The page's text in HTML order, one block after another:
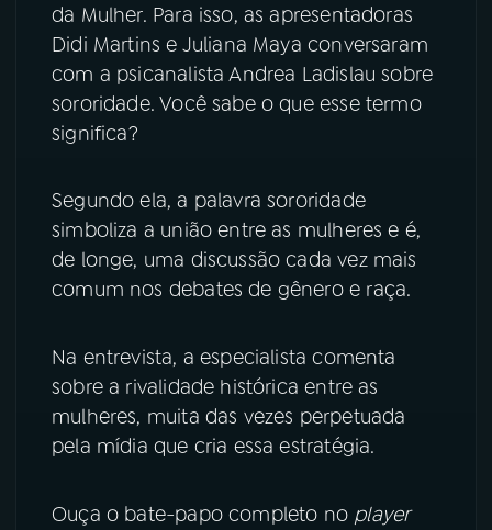
08FESTIVAL DE MÚSICA
ACOMPANHE A RÁDIO NACIONAL
Instagram X
TikTok
da Mulher. Para isso, as apresentadoras
Didi Martins e Juliana Maya conversaram
com a psicanalista Andrea Ladislau sobre
sororidade. Você sabe o que esse termo
significa?
Segundo ela, a palavra sororidade
simboliza a união entre as mulheres e é,
de longe, uma discussão cada vez mais
comum nos debates de gênero e raça.
Na entrevista, a especialista comenta
sobre a rivalidade histórica entre as
mulheres, muita das vezes perpetuada
pela mídia que cria essa estratégia.
Ouça o bate-papo completo no player